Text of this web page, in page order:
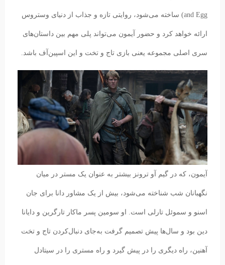
and Egg) ساخته می‌شود، روایتی تازه و جذاب از دنیای وستروس
ارائه خواهد کرد و حضور آیمون می‌تواند پلی مهم بین داستان‌های
سری اصلی مجموعه یعنی بازی تاج و تخت و این اسپین‌آف باشد.
آیمون، که در گیم آو ترونز بیشتر به عنوان یک مستر در میان
نگهبانان شب شناخته می‌شود، بیش از یک مشاور دانا برای جان
اسنو و سموئل تارلی است. او سومین پسر ماکار تارگرین و دایانا
دین بود و سال‌ها پیش تصمیم گرفت به‌جای دنبال‌کردن تاج و تخت
آهنین، راه دیگری را در پیش گیرد و راه مستری را در سیتادل